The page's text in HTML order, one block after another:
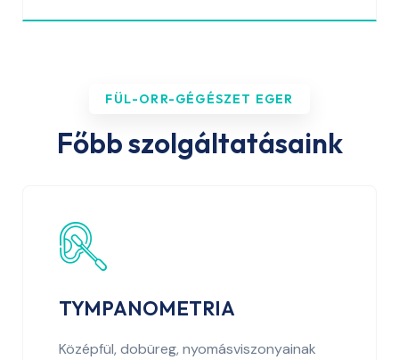
FÜL-ORR-GÉGÉSZET EGER
Főbb szolgáltatásaink
TYMPANOMETRIA
Középfül, dobüreg, nyomásviszonyainak